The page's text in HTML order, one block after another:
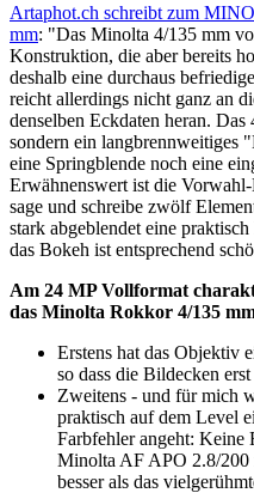
Artaphot.ch schreibt zum
mm: "Das Minolta 4/135 mm
Konstruktion, die aber bereits
deshalb eine durchaus
reicht allerdings nicht ganz an
denselben Eckdaten heran.
sondern ein langbrennweitiges
eine Springblende noch eine
Erwähnenswert ist die
sage und schreibe zwölf
stark abgeblendet eine
das Bokeh ist entsprechend
Am 24 MP Vollformat
das Minolta Rokkor 4/135
Erstens hat das Objektiv
so dass die Bildecken
Zweitens - und für mich
praktisch auf dem Level
Farbfehler angeht: Keine
Minolta AF APO 2.8/200
besser als das